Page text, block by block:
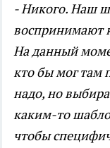
- Никого. Наш
воспринимают
На данный
кто бы мог там
надо, но
каким-то
чтобы